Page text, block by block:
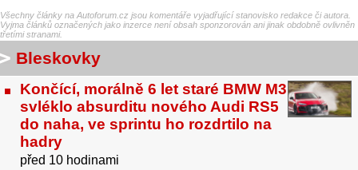
Všechny články na Autoforum.cz jsou komentáře vyjadřující stanovisko redakce či autora.
Vyjma článků označených jako inzerce není obsah sponzorován ani jinak obdobně ovlivněn
třetími stranami.
Bleskovky
Končící, morálně 6 let staré BMW M3
svléklo absurditu nového Audi RS5
do naha, ve sprintu ho rozdrtilo na
hadry
před 10 hodinami